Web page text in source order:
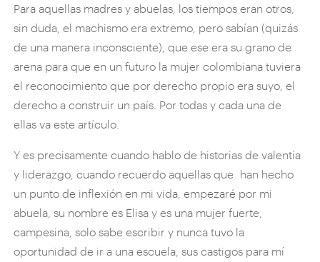
Para aquellas madres y abuelas, los tiempos eran otros,
sin duda, el machismo era extremo, pero sabían (quizás
de una manera inconsciente), que ese era su grano de
arena para que en un futuro la mujer colombiana tuviera
el reconocimiento que por derecho propio era suyo, el
derecho a construir un país. Por todas y cada una de
ellas va este artículo.
Y es precisamente cuando hablo de historias de valentía
y liderazgo, cuando recuerdo aquellas que han hecho
un punto de inflexión en mi vida, empezaré por mi
abuela, su nombre es Elisa y es una mujer fuerte,
campesina, solo sabe escribir y nunca tuvo la
oportunidad de ir a una escuela, sus castigos para mí